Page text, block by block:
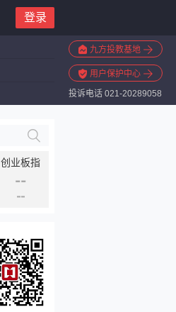
登录
九方投教基地
用户保护中心
投诉电话 021-20289058
创业板指
--
--